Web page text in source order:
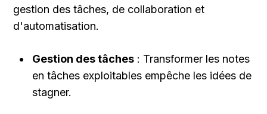
gestion des tâches, de collaboration et
d'automatisation.
Gestion des tâches : Transformer les notes
en tâches exploitables empêche les idées de
stagner.